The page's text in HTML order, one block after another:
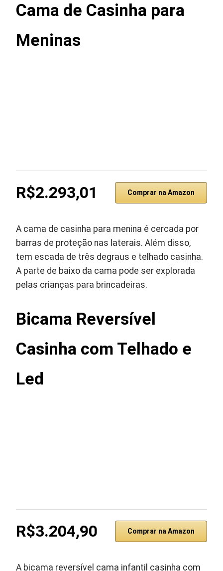
Cama de Casinha para
Meninas
R$2.293,01 Comprar na Amazon
A cama de casinha para menina é cercada por
barras de proteção nas laterais. Além disso,
tem escada de três degraus e telhado casinha.
A parte de baixo da cama pode ser explorada
pelas crianças para brincadeiras.
Bicama Reversível
Casinha com Telhado e
Led
R$3.204,90 Comprar na Amazon
A bicama reversível cama infantil casinha com